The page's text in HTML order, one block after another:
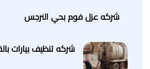
شركه عزل فوم بحي النرجس
شركه تنظيف بيارات